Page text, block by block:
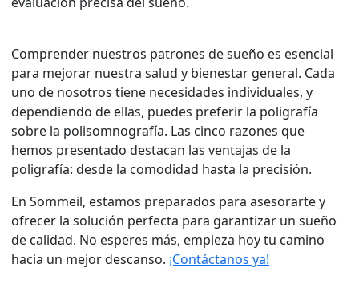
Comprender nuestros patrones de sueño es esencial
para mejorar nuestra salud y bienestar general. Cada
uno de nosotros tiene necesidades individuales, y
dependiendo de ellas, puedes preferir la poligrafía
sobre la polisomnografía. Las cinco razones que
hemos presentado destacan las ventajas de la
poligrafía: desde la comodidad hasta la precisión.
En Sommeil, estamos preparados para asesorarte y
ofrecer la solución perfecta para garantizar un sueño
de calidad. No esperes más, empieza hoy tu camino
hacia un mejor descanso. ¡Contáctanos ya!